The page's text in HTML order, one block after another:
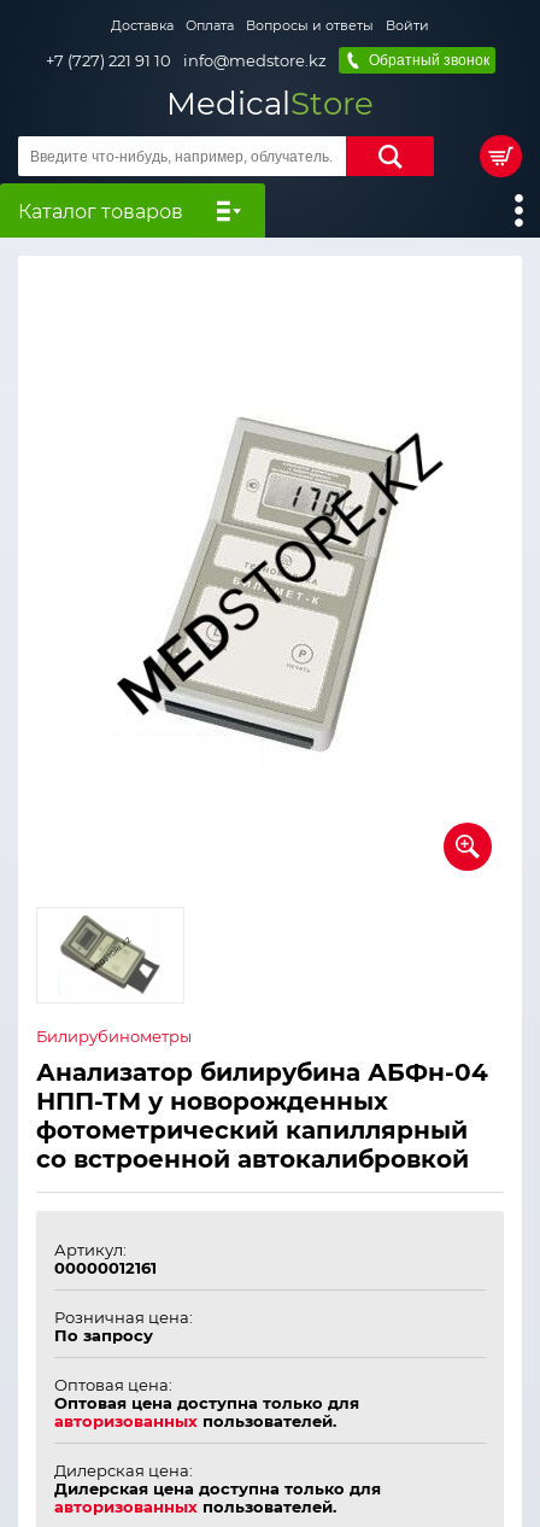
Доставка Оплата Вопросы и ответы Войти
+7 (727) 221 91 10 info@medstore.kz Обратный звонок
MedicalStore
Каталог товаров
Билирубинометры
Анализатор билирубина АБФн-04
НПП-ТМ у новорожденных
фотометрический капиллярный
со встроенной автокалибровкой
Артикул:
00000012161
Розничная цена:
По запросу
Оптовая цена:
Оптовая цена доступна только для
авторизованных пользователей.
Дилерская цена:
Дилерская цена доступна только для
авторизованных пользователей.